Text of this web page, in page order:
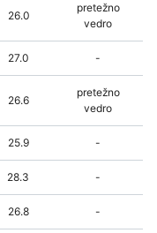
26.0
pretežno
vedro
27.0 -
26.6
pretežno
vedro
25.9 -
28.3 -
26.8 -